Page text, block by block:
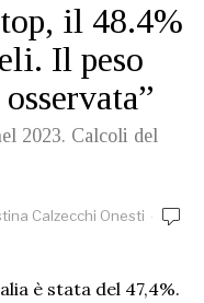
il 48.4%
Il peso
2023. Calcoli del
Calzecchi Onesti
è stata del 47,4%.